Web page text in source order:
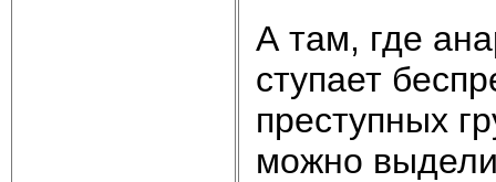
А там, где
сту­па­ет
пре­ступ­ных
мож­но